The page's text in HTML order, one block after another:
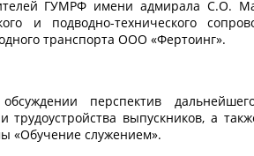
ГУМРФ имени адмирала С.О.
и подводно-технического
транспорта ООО «Фертоинг».
перспектив
трудоустройства выпускников, а
«Обучение служением».